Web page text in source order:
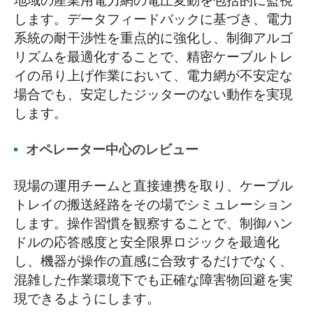
します。データフィードバックに基づき、電力
系統の耐干渉性を重点的に強化し、制御アルゴ
リズムを最適化することで、精密ケーブルトレ
イの吊り上げ作業において、電力網が不安定な
場合でも、安定したジッターのない動作を実現
します。
オペレーター中心のレビュー
現場の運用チームと直接連携を取り、ケーブル
トレイの搬送経路をその場でシミュレーション
します。操作習慣を観察することで、制御ハン
ドルの応答感度と安全限界ロジックを最適化
し、機器が操作の直感に合致するだけでなく、
混雑した作業環境下でも正確な障害物回避を実
現できるようにします。